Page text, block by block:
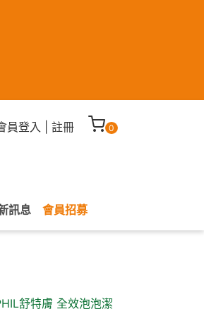
員登入 註冊 0
訊息 會員招募
舒特膚 全效泡泡潔